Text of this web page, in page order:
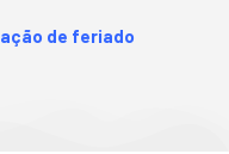
de feriado